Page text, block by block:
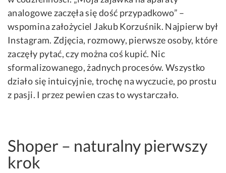
analogowe zaczęła się dość przypadkowo” –
wspomina założyciel Jakub Korzuśnik. Najpierw był
Instagram. Zdjęcia, rozmowy, pierwsze osoby, które
zaczęły pytać, czy można coś kupić. Nic
sformalizowanego, żadnych procesów. Wszystko
działo się intuicyjnie, trochę na wyczucie, po prostu
z pasji. I przez pewien czas to wystarczało.
Shoper – naturalny pierwszy
krok